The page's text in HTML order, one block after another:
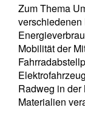
Zum Thema
verschiedenen
Mobilität der
Radweg in der
Materialien